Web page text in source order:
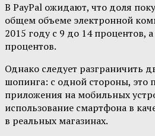
В PayPal ожидают, что доля
общем объеме электронной
2015 году с 9 до 14 процентов,
процентов.
Однако следует разграничить
шопинга: с одной стороны, это
приложения на мобильных
использование смартфона в
в реальных магазинах.